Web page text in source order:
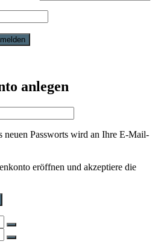
anlegen
neuen Passworts wird an Ihre E-Mail-
eröffnen und akzeptiere die